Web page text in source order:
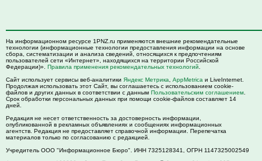
На информационном ресурсе 1PNZ.ru применяются внешние рекомендательные
технологии (информационные технологии предоставления информации на основе
сбора, систематизации и анализа сведений, относящихся к предпочтениям
пользователей сети «Интернет», находящихся на территории Российской
Федерации)». Правила применения рекомендательных технологий
Сайт использует сервисы веб-аналитики Яндекс Метрика AppMetrica и LiveInternet.
Продолжая использовать этот Сайт, вы соглашаетесь с использованием cookie-
файлов и других данных в соответствии с данным Пользовательским соглашением
Срок обработки персональных данных при помощи cookie-файлов составляет 14
дней.
Редакция не несет ответственность за достоверность информации,
опубликованной в рекламных объявлениях и сообщениях информационных
агентств. Редакция не предоставляет справочной информации. Перепечатка
материалов только по согласованию с редакцией.
Учредитель ООО "Информационное Бюро". ИНН 7325128341, ОГРН 1147325002549